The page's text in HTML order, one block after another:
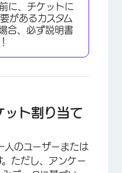
に、チケットに
があるカスタム
合、必ず説明書
ット割り当て
人のユーザーまたは
ただし、アンケー